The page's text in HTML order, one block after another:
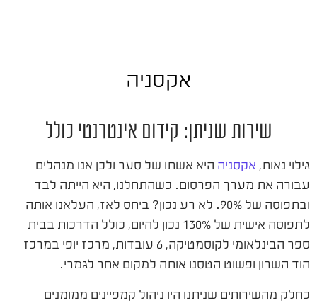
אקסניה
שירות שניתן: קידום אינטרנטי כולל
גילוי נאות, אקסניה היא אשתו של סער ולכן אנו מנהלים
עבורה את מערך הפרסום. כשהתחלנו, היא הייתה לבד
ובתפוסה של 90%. לא רע נכון? ביחס לאז, העלאנו אותה
לתפוסה אישית של 130% נכון להיום, כולל הדרכות בבית
ספר הבינלאומי לקוסמטיקה, 6 עובדות, מרכז יופי במרכז
הוד השרון ופשוט הטסנו אותה למקום אחר לגמרי.
כחלק מהשירותים שניתנו היו ניהול קמפיינים ממומנים